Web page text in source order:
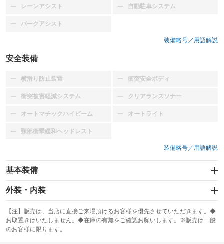
レーンアシスト
：装備なし 自動駐車システム
：装備なし
パークアシスト
：装備なし
装備略号／用語解説
安全装備
横滑り防止装置
：装備なし 衝突安全ボディ
：装備なし
衝突被害軽減システム
：装備なし クリアランスソナー
：装備なし
オートマチックハイビーム
：装備なし オートライト
：装備なし
頸部衝撃緩和ヘッドレスト
：装備なし
装備略号／用語解説
基本装備
エアバッグ：運転席
：装備あり
：装備なし
サンルーフ
：装備なし ABS
外装・内装
カーナビ
：装備なし
TV：TV
：装備あり
【注】販売は、当店に直接ご来場頂けるお客様を優先させていただきます。◆
お取置きはいたしません。◆在庫の有無をご確認お願いします。※販売は一般
のお客様に限ります。